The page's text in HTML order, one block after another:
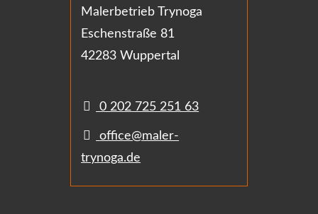
Malerbetrieb Trynoga
Eschenstraße 81
42283 Wuppertal
0 202 725 251 63
office@maler-
trynoga.de